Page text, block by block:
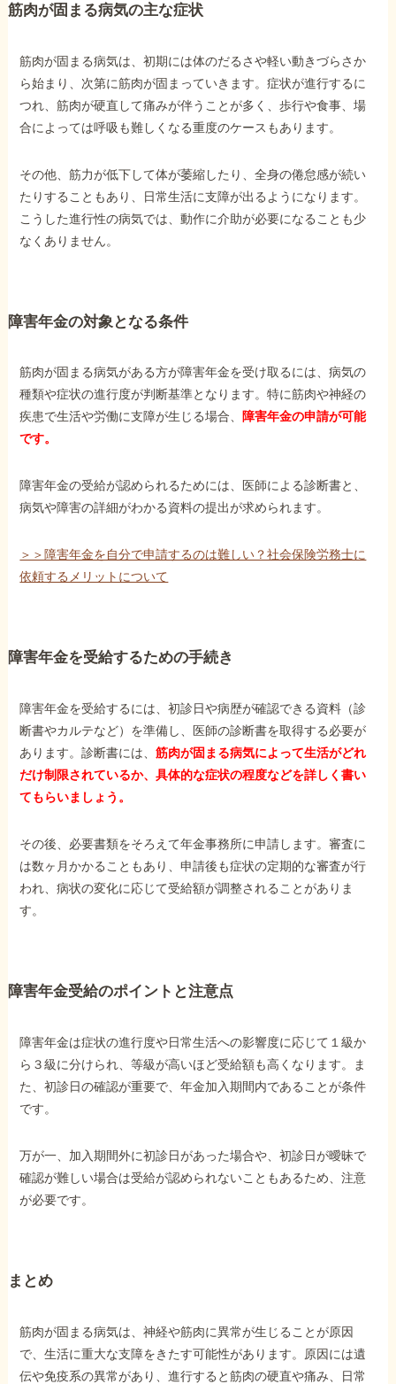
で受給相談をする
他社と何が違うの？
当事務所に
依頼するメリット
089-907-3797
筋肉が固まる病気の主な症状
筋肉が固まる病気は、初期には体のだるさや軽い動きづらさか
ら始まり、次第に筋肉が固まっていきます。症状が進行するに
つれ、筋肉が硬直して痛みが伴うことが多く、歩行や食事、場
合によっては呼吸も難しくなる重度のケースもあります。
その他、筋力が低下して体が萎縮したり、全身の倦怠感が続い
たりすることもあり、日常生活に支障が出るようになります。
こうした進行性の病気では、動作に介助が必要になることも少
なくありません。
障害年金の対象となる条件
筋肉が固まる病気がある方が障害年金を受け取るには、病気の
種類や症状の進行度が判断基準となります。特に筋肉や神経の
疾患で生活や労働に支障が生じる場合、
障害年金の申請が可能
です。
障害年金の受給が認められるためには、医師による診断書と、
病気や障害の詳細がわかる資料の提出が求められます。
＞＞障害年金を自分で申請するのは難しい？社会保険労務士に
依頼するメリットについて
障害年金を受給するための手続き
障害年金を受給するには、初診日や病歴が確認できる資料（診
断書やカルテなど）を準備し、医師の診断書を取得する必要が
あります。診断書には、筋肉が固まる病気によって生活がどれ
だけ制限されているか、具体的な症状の程度などを詳しく書い
てもらいましょう。
その後、必要書類をそろえて年金事務所に申請します。審査に
は数ヶ月かかることもあり、申請後も症状の定期的な審査が行
われ、病状の変化に応じて受給額が調整されることがありま
す。
障害年金受給のポイントと注意点
障害年金は症状の進行度や日常生活への影響度に応じて１級か
ら３級に分けられ、等級が高いほど受給額も高くなります。ま
た、初診日の確認が重要で、年金加入期間内であることが条件
です。
万が一、加入期間外に初診日があった場合や、初診日が曖昧で
確認が難しい場合は受給が認められないこともあるため、注意
が必要です。
まとめ
筋肉が固まる病気は、神経や筋肉に異常が生じることが原因
で、生活に重大な支障をきたす可能性があります。原因には遺
伝や免疫系の異常があり、進行すると筋肉の硬直や痛み、日常